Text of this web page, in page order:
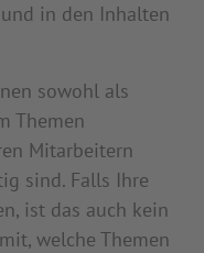
in den Inhalten
sowohl als
Themen
Mitarbeitern
sind. Falls Ihre
ist das auch kein
welche Themen